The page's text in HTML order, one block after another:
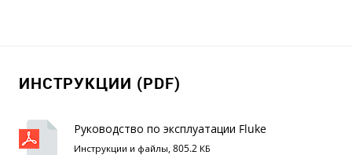
ИНСТРУКЦИИ (PDF)
Руководство по эксплуатации Fluke
PRO3000/PRO3000 F50/F60
Инструкции и файлы, 805.2 КБ